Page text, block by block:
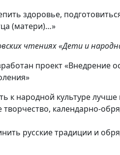
здоровье,
(матери)…»
чтениях «Дети и
проект «Внедрение
народной культуре лучше
календарно-
русские традиции и